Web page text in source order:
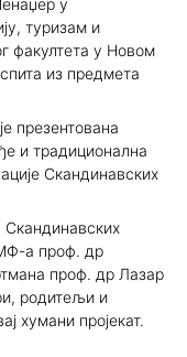
у
туризам и
факултета у Новом
из предмета
презентована
и традиционална
Скандинавских
а проф. др
проф. др Лазар
родитељи и
хумани пројекат.